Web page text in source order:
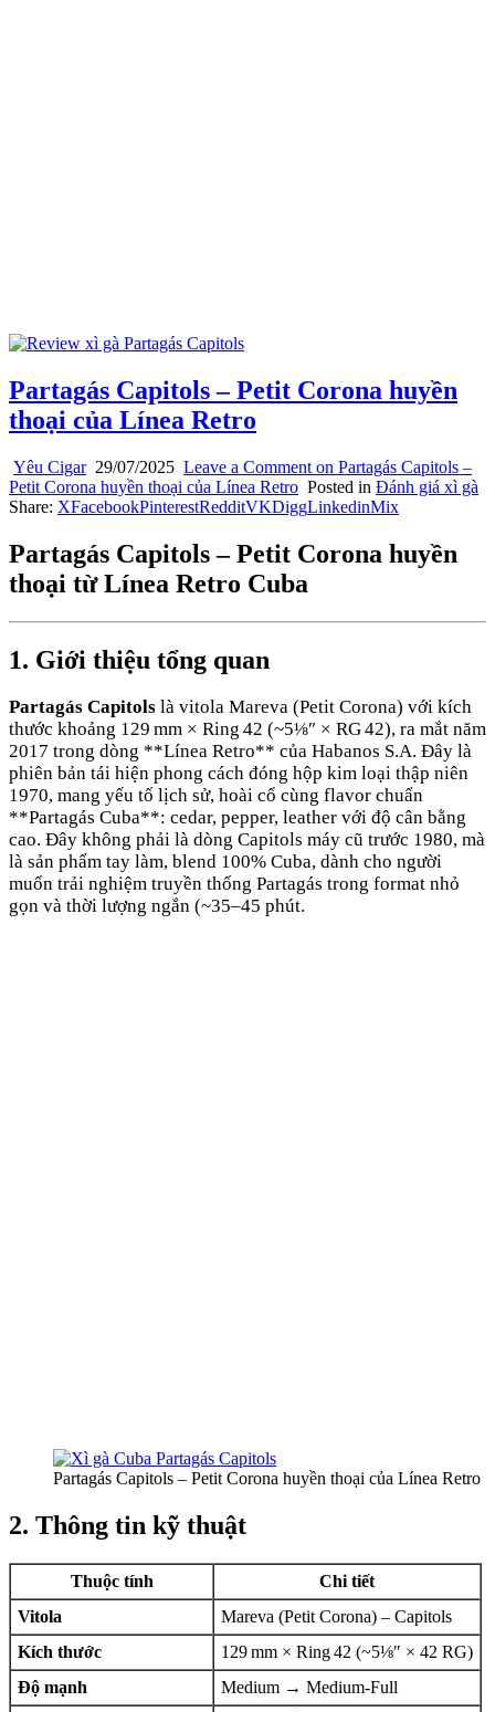
Partagás Capitols – Petit Corona huyền
thoại của Línea Retro
Yêu Cigar 29/07/2025 Leave a Comment on Partagás Capitols –
Petit Corona huyền thoại của Línea Retro Posted in Đánh giá xì gà
Share: XFacebookPinterestRedditVKDiggLinkedinMix
Partagás Capitols– Petit Corona huyền
thoại từ Línea Retro Cuba
1. Giới thiệu tổng quan
Partagás Capitols là vitola Mareva (Petit Corona) với kích
thước khoảng 129 mm × Ring 42 (~5⅛″ × RG 42), ra mắt năm
2017 trong dòng **Línea Retro** của Habanos S.A. Đây là
phiên bản tái hiện phong cách đóng hộp kim loại thập niên
1970, mang yếu tố lịch sử, hoài cổ cùng flavor chuẩn
**Partagás Cuba**: cedar, pepper, leather với độ cân bằng
cao. Đây không phải là dòng Capitols máy cũ trước 1980, mà
là sản phẩm tay làm, blend 100% Cuba, dành cho người
muốn trải nghiệm truyền thống Partagás trong format nhỏ
gọn và thời lượng ngắn (~35–45 phút.
Partagás Capitols – Petit Corona huyền thoại của Línea Retro
2. Thông tin kỹ thuật
Thuộc tính
Chi tiết
Vitola
Mareva (Petit Corona) – Capitols
Kích thước
129 mm × Ring 42 (~5⅛″ × 42 RG)
Độ mạnh
Medium → Medium‑Full